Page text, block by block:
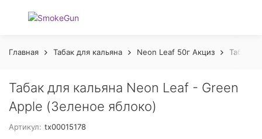
Главная Табак для кальяна Neon Leaf 50г Акциз Табак
Табак для кальяна Neon Leaf - Green
Apple (Зеленое яблоко)
Артикул: tx00015178